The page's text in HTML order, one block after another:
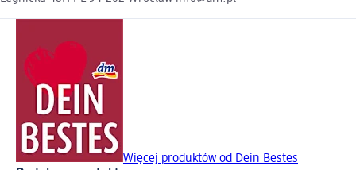
Więcej produktów od Dein Bestes